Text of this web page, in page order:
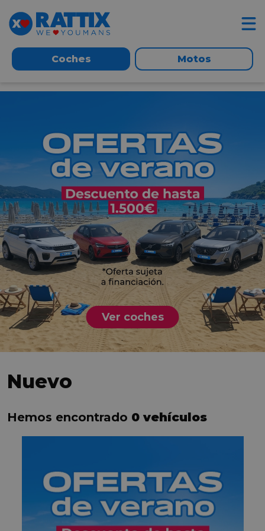
Coches Motos
Ver coches
Nuevo
Hemos encontrado 0 vehículos